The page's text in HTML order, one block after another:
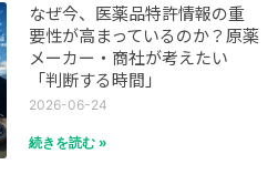
なぜ今、医薬品特許情報の重
要性が高まっているのか？原薬
メーカー・商社が考えたい
「判断する時間」
2026-06-24
続きを読む »